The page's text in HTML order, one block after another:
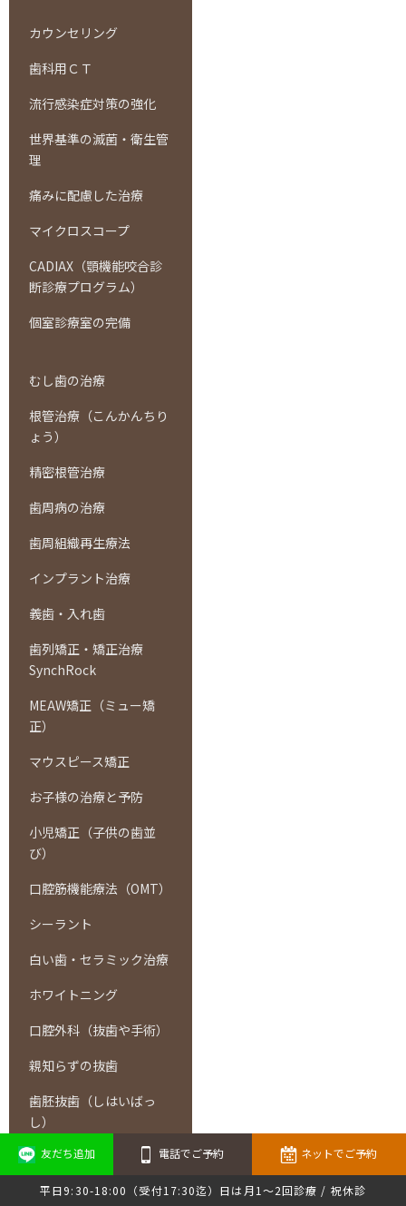
カウンセリング
歯科用ＣＴ
流行感染症対策の強化
世界基準の滅菌・衛生管
理
痛みに配慮した治療
マイクロスコープ
CADIAX（顎機能咬合診
断診療プログラム）
個室診療室の完備
むし歯の治療
根管治療（こんかんちり
ょう）
精密根管治療
歯周病の治療
歯周組織再生療法
インプラント治療
義歯・入れ歯
歯列矯正・矯正治療
SynchRock
MEAW矯正（ミュー矯
正）
マウスピース矯正
お子様の治療と予防
小児矯正（子供の歯並
び）
口腔筋機能療法（OMT）
シーラント
白い歯・セラミック治療
ホワイトニング
口腔外科（抜歯や手術）
親知らずの抜歯
歯胚抜歯（しはいばっ
し）
小帯切除（しょうたいせ
つじょ）
友だち追加 電話でご予約 ネットでご予約
平日9:30-18:00（受付17:30迄）日は月1～2回診療 / 祝休診